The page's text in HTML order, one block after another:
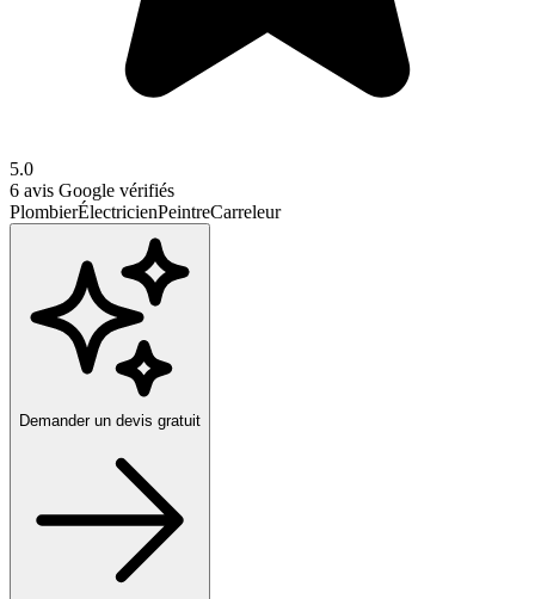
5.0
6 avis Google vérifiés
PlombierÉlectricienPeintreCarreleur
Demander un devis gratuit